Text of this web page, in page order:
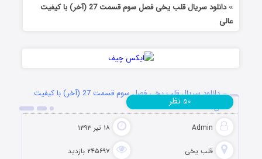
»
دانلود سریال قلب یخی فصل سوم قسمت 27 (آخر) با کیفیت
عالی
دانلود سریال قلب یخی فصل سوم قسمت 27 (آخر) با کیفیت
عالی
Admin ۱۸ تیر ۱۳۹۳
قلب یخی ۲۴۵۶۹۷ بازدید
۵۰ نظر